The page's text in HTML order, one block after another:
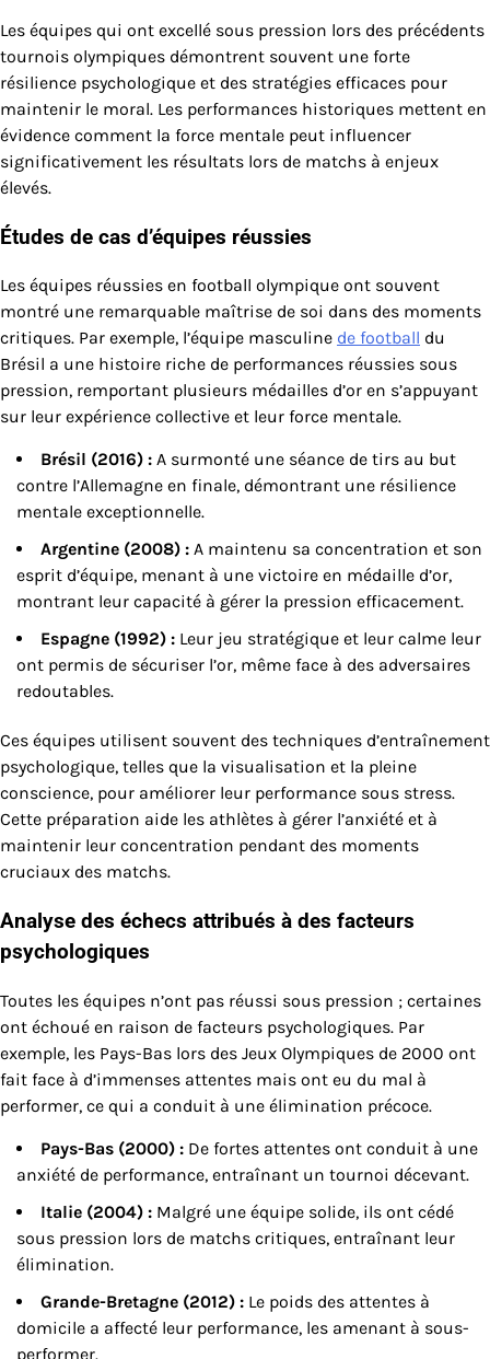
Les équipes qui ont excellé sous pression lors des précédents
tournois olympiques démontrent souvent une forte
résilience psychologique et des stratégies efficaces pour
maintenir le moral. Les performances historiques mettent en
évidence comment la force mentale peut influencer
significativement les résultats lors de matchs à enjeux
élevés.
Études de cas d’équipes réussies
Les équipes réussies en football olympique ont souvent
montré une remarquable maîtrise de soi dans des moments
critiques. Par exemple, l’équipe masculine de football du
Brésil a une histoire riche de performances réussies sous
pression, remportant plusieurs médailles d’or en s’appuyant
sur leur expérience collective et leur force mentale.
Brésil (2016) : A surmonté une séance de tirs au but
contre l’Allemagne en finale, démontrant une résilience
mentale exceptionnelle.
Argentine (2008) : A maintenu sa concentration et son
esprit d’équipe, menant à une victoire en médaille d’or,
montrant leur capacité à gérer la pression efficacement.
Espagne (1992) : Leur jeu stratégique et leur calme leur
ont permis de sécuriser l’or, même face à des adversaires
redoutables.
Ces équipes utilisent souvent des techniques d’entraînement
psychologique, telles que la visualisation et la pleine
conscience, pour améliorer leur performance sous stress.
Cette préparation aide les athlètes à gérer l’anxiété et à
maintenir leur concentration pendant des moments
cruciaux des matchs.
Analyse des échecs attribués à des facteurs
psychologiques
Toutes les équipes n’ont pas réussi sous pression ; certaines
ont échoué en raison de facteurs psychologiques. Par
exemple, les Pays-Bas lors des Jeux Olympiques de 2000 ont
fait face à d’immenses attentes mais ont eu du mal à
performer, ce qui a conduit à une élimination précoce.
Pays-Bas (2000) : De fortes attentes ont conduit à une
anxiété de performance, entraînant un tournoi décevant.
Italie (2004) : Malgré une équipe solide, ils ont cédé
sous pression lors de matchs critiques, entraînant leur
élimination.
Grande-Bretagne (2012) : Le poids des attentes à
domicile a affecté leur performance, les amenant à sous-
performer.